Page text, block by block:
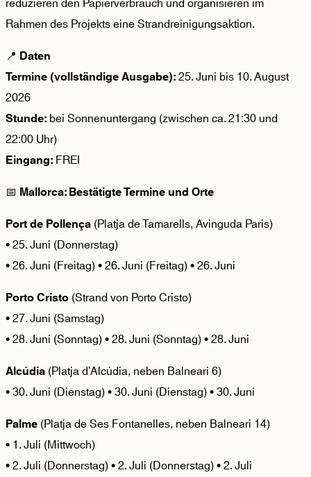
Rahmen des Projekts eine Strandreinigungsaktion.
📍 Daten
Termine (vollständige Ausgabe):25. Juni bis 10. August
2026
Stunde:bei Sonnenuntergang (zwischen ca. 21:30 und
22:00 Uhr)
Eingang:FREI
📅 Mallorca: Bestätigte Termine und Orte
Port de Pollença(Platja de Tamarells, Avinguda Paris)
• 25. Juni (Donnerstag)
• 26. Juni (Freitag) • 26. Juni (Freitag) • 26. Juni
Porto Cristo(Strand von Porto Cristo)
• 27. Juni (Samstag)
• 28. Juni (Sonntag) • 28. Juni (Sonntag) • 28. Juni
Alcúdia(Platja d’Alcúdia, neben Balneari 6)
• 30. Juni (Dienstag) • 30. Juni (Dienstag) • 30. Juni
Palme(Platja de Ses Fontanelles, neben Balneari 14)
• 1. Juli (Mittwoch)
• 2. Juli (Donnerstag) • 2. Juli (Donnerstag) • 2. Juli